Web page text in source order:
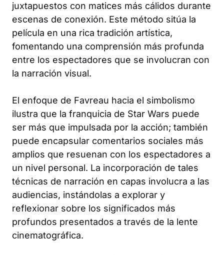
juxtapuestos con matices más cálidos durante
escenas de conexión. Este método sitúa la
película en una rica tradición artística,
fomentando una comprensión más profunda
entre los espectadores que se involucran con
la narración visual.
El enfoque de Favreau hacia el simbolismo
ilustra que la franquicia de Star Wars puede
ser más que impulsada por la acción; también
puede encapsular comentarios sociales más
amplios que resuenan con los espectadores a
un nivel personal. La incorporación de tales
técnicas de narración en capas involucra a las
audiencias, instándolas a explorar y
reflexionar sobre los significados más
profundos presentados a través de la lente
cinematográfica.